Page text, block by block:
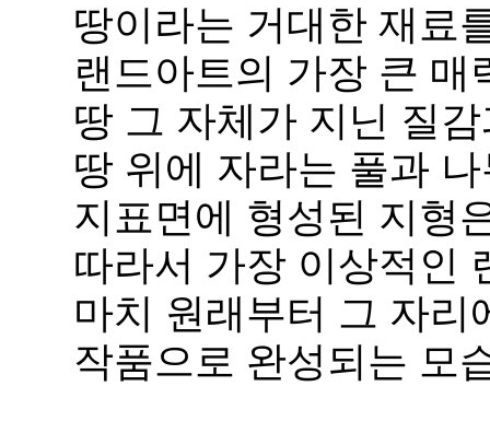
땅이라는 거대한 재료
랜드아트의 가장 큰
땅 그 자체가 지닌 질
땅 위에 자라는 풀과
지표면에 형성된 지형
따라서 가장 이상적인
마치 원래부터 그 자
작품으로 완성되는 모